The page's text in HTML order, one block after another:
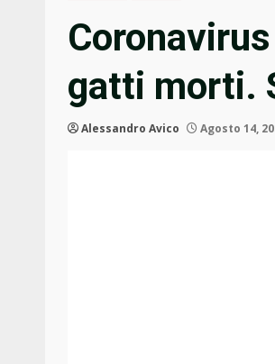
gatti morti.
Alessandro Avico Agosto 14,